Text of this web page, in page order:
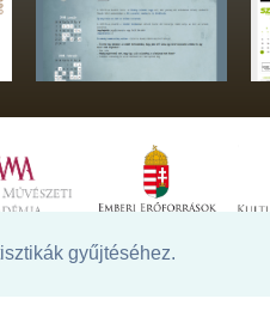
gyűjtéséhez.